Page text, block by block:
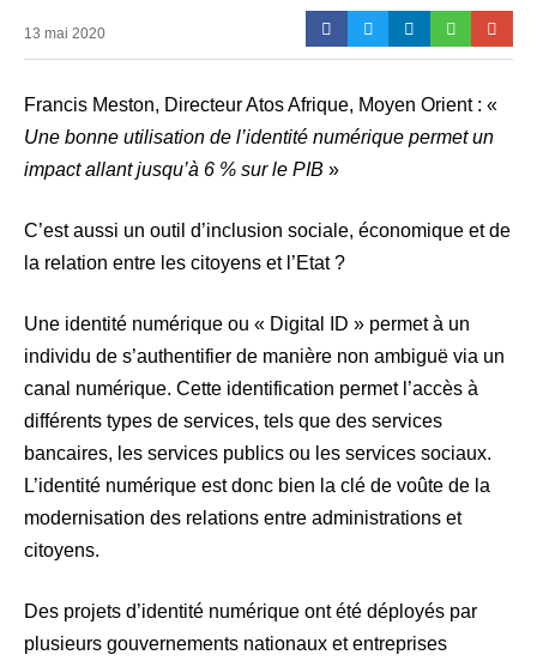
13 mai 2020
Francis Meston, Directeur Atos Afrique, Moyen Orient : «
Une bonne utilisation de l’identité numérique permet un
impact allant jusqu’à 6 % sur le PIB »
C’est aussi un outil d’inclusion sociale, économique et de
la relation entre les citoyens et l’Etat ?
Une identité numérique ou « Digital ID » permet à un
individu de s’authentifier de manière non ambiguë via un
canal numérique. Cette identification permet l’accès à
différents types de services, tels que des services
bancaires, les services publics ou les services sociaux.
L’identité numérique est donc bien la clé de voûte de la
modernisation des relations entre administrations et
citoyens.
Des projets d’identité numérique ont été déployés par
plusieurs gouvernements nationaux et entreprises